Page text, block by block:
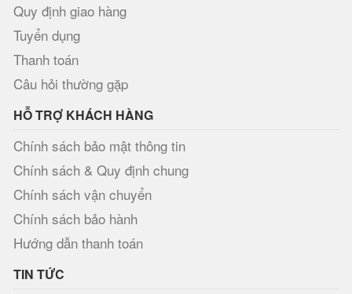
Quy định giao hàng
Tuyển dụng
Thanh toán
Câu hỏi thường gặp
HỖ TRỢ KHÁCH HÀNG
Chính sách bảo mật thông tin
Chính sách & Quy định chung
Chính sách vận chuyển
Chính sách bảo hành
Hướng dẫn thanh toán
TIN TỨC